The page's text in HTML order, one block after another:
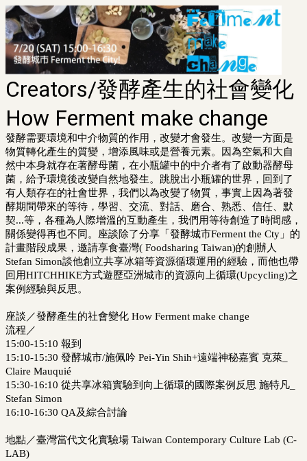
Creators/發酵產生的社會變化
How Ferment make change
發酵需要環境和中介物質的作用，改變才會發生。改變一方面是
物質轉化產生的質變，增添風味或是營養元素。因為空氣和大自
然中本身就存在著酵母菌，在小瓶罐中的中介者有了啟動器酵母
菌，給予環境後改變自然地發生。跳脫出小瓶罐的世界，回到了
有人類存在的社會世界，我們以為改變了物質，事實上因為著發
酵期間帶來的等待，學習、交流、對話、磨合、熟悉、信任、默
契...等，各種為人際增溫的互動產生，我們用等待創造了時間感，
關係變得再也不同。座談除了分享「發酵城市Ferment the Cty」的
計畫階段成果，邀請享食臺灣( Foodsharing Taiwan)的創辦人
Stefan Simon談他創立共享冰箱等資源循環運用的經驗，而他也帶
回用HITCHHIKE方式遊歷亞洲城市的資源向上循環(Upcycling)之
案例經驗與反思。
座談／發酵產生的社會變化 How Ferment make change
流程／
15:00-15:10 報到
15:10-15:30 發酵城市/施佩吟 Pei-Yin Shih+遠端神秘嘉賓 克萊_
Claire Mauquié
15:30-16:10 從共享冰箱實驗到向上循環的國際案例反思 施特凡_
Stefan Simon
16:10-16:30 QA及綜合討論
地點／臺灣當代文化實驗場 Taiwan Contemporary Culture Lab (C-
LAB)